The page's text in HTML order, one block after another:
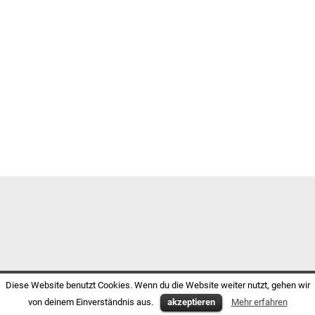
Diese Website benutzt Cookies. Wenn du die Website weiter nutzt, gehen wir
von deinem Einverständnis aus.
akzeptieren Mehr erfahren